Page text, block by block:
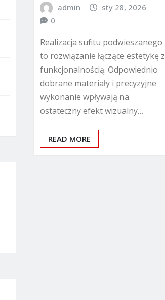
admin
sty 28, 2026
0
Realizacja sufitu podwieszanego
to rozwiązanie łączące estetykę z
funkcjonalnością. Odpowiednio
dobrane materiały i precyzyjne
wykonanie wpływają na
ostateczny efekt wizualny…
READ MORE